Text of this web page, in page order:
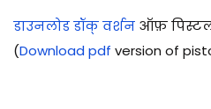
डाउनलोड डॉक् वर्शन ऑफ़
(Download pdf version of